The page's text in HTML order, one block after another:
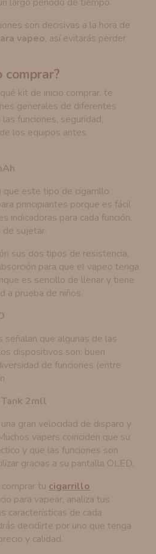
largo periodo de tiempo.
son decisivas a la hora de
vapeo, así evitarás perder
comprar?
kit de inicio comprar, te
generales de diferentes
funciones, seguridad,
los equipos antes
que este tipo de cigarrillo
principiantes porque es fácil
indicadoras para cada función,
sujetar.
sus dos tipos de resistencia,
para que el vapeo tenga
es sencillo de llenar y tiene
a prueba de niños.
señalan que algunas de las
dispositivos son: buen
de funciones (entre
2mll
gran velocidad de disparo y
vapers coinciden que su
y que las funciones son
gracias a su pantalla OLED.
comprar tucigarrillo
para vapear, analiza tus
características de cada
decidirte por uno que tenga
y calidad.